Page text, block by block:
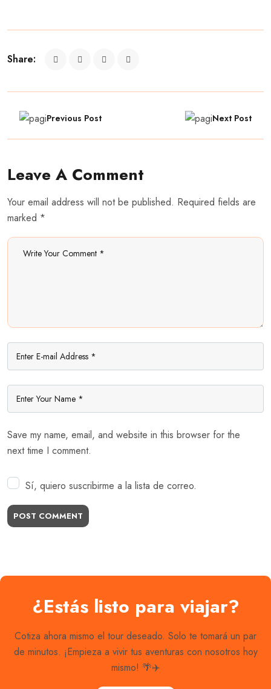
Share:
Previous Post Next Post
Leave A Comment
Your email address will not be published. Required fields are
marked *
Save my name, email, and website in this browser for the
next time I comment.
Sí, quiero suscribirme a la lista de correo.
POST COMMENT
¿Estás listo para viajar?
Cotiza ahora mismo el tour deseado. Solo te tomará un par
de minutos. ¡Empieza a vivir tus aventuras con nosotros hoy
mismo! 🌴✈️